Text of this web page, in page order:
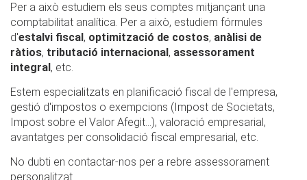
Per a això estudiem els seus comptes mitjançant una
comptabilitat analítica. Per a això, estudiem fórmules
d'estalvi fiscal, optimització de costos, anàlisi de
ràtios, tributació internacional, assessorament
integral, etc.
Estem especialitzats en planificació fiscal de l'empresa,
gestió d'impostos o exempcions (Impost de Societats,
Impost sobre el Valor Afegit...), valoració empresarial,
avantatges per consolidació fiscal empresarial, etc.
No dubti en contactar-nos per a rebre assessorament
personalitzat.